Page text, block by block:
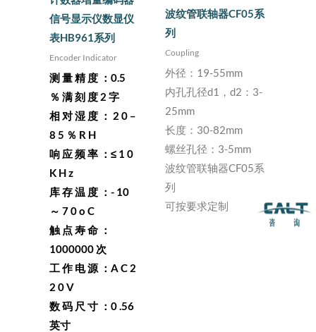
信号显示仪数显仪
表HB961系列
Encoder Indicator
测 量 精 度 ：0.5
％ 满 刻 度 2 字
相 对 湿 度 ： 2 0 –
8 5 ％ R H
响 应 频 率 ：≤ 1 0
K H z
库 存 温 度 ：- 10
～ 7 0 o C
触 点 寿 命 ：
1000000 次
工 作 电 源 ：A C 2
2 0 V
数 码 尺 寸 ：0 .56
英寸
波纹管联轴器CF05系
列
Coupling
外径：19-55mm
内孔孔径d1，d2：3-
25mm
长度：30-82mm
螺丝孔径：3-5mm
波纹管联轴器CF05系
列
可按要求定制